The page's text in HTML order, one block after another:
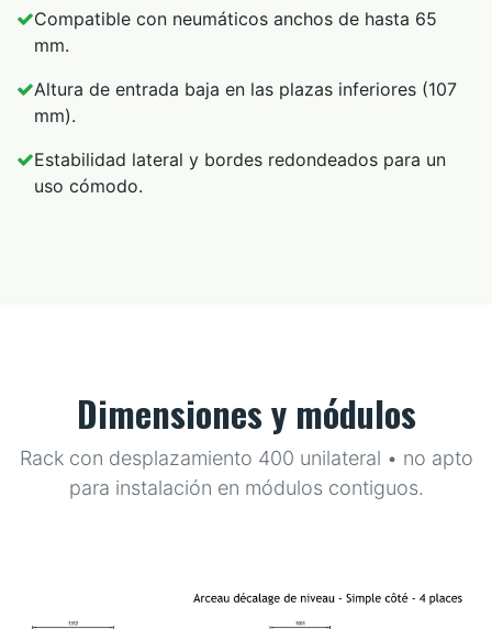
Compatible con neumáticos anchos de hasta 65
mm.
Altura de entrada baja en las plazas inferiores (107
mm).
Estabilidad lateral y bordes redondeados para un
uso cómodo.
Dimensiones y módulos
Rack con desplazamiento 400 unilateral • no apto
para instalación en módulos contiguos.